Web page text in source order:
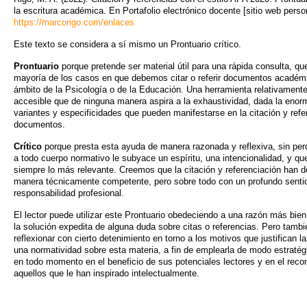
la escritura académica. En Portafolio electrónico docente [sitio web
https://marcorigo.com/enlaces
Este texto se considera a sí mismo un Prontuario crítico.
Prontuario porque pretende ser material útil para una rápida consulta,
mayoría de los casos en que debemos citar o referir documentos
ámbito de la Psicología o de la Educación. Una herramienta
accesible que de ninguna manera aspira a la exhaustividad, dada la
variantes y especificidades que pueden manifestarse en la citación y
documentos.
Crítico porque presta esta ayuda de manera razonada y reflexiva, sin
a todo cuerpo normativo le subyace un espíritu, una intencionalidad, y
siempre lo más relevante. Creemos que la citación y referenciación han
manera técnicamente competente, pero sobre todo con un profundo
responsabilidad profesional.
El lector puede utilizar este Prontuario obedeciendo a una razón más
la solución expedita de alguna duda sobre citas o referencias. Pero
reflexionar con cierto detenimiento en torno a los motivos que justifican
una normatividad sobre esta materia, a fin de emplearla de modo
en todo momento en el beneficio de sus potenciales lectores y en el
aquellos que le han inspirado intelectualmente.